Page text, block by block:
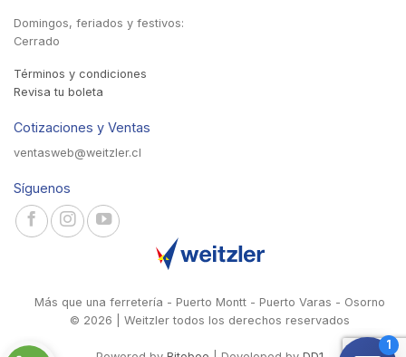
Domingos, feriados y festivos:
Cerrado
Términos y condiciones
Revisa tu boleta
Cotizaciones y Ventas
ventasweb@weitzler.cl
Síguenos
Más que una ferretería - Puerto Montt - Puerto Varas - Osorno
© 2026 | Weitzler todos los derechos reservados